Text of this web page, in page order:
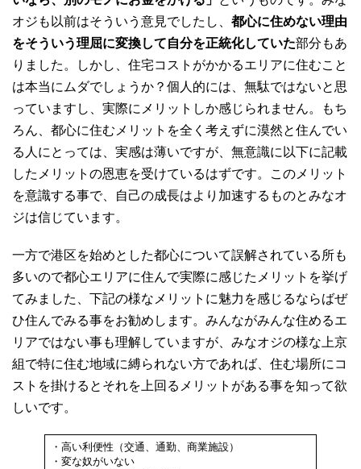
オジも以前はそういう意見でしたし、 都心に住めない理由
をそういう理屈に変換して自分を正統化していた部分もあ
りました。しかし、住宅コストがかかるエリアに住むこと
は本当にムダでしょうか？個人的には、無駄ではないと思
っていますし、実際にメリットしか感じられません。もち
ろん、都心に住むメリットを全く考えずに漠然と住んでい
る人にとっては、実感は薄いですが、無意識に以下に記載
したメリットの恩恵を受けているはずです。このメリット
を意識する事で、自己の成長はより加速するものとみなオ
ジは信じています。
一方で港区を始めとした都心について誤解されている所も
多いので都心エリアに住んで実際に感じたメリットを挙げ
てみました、下記の様なメリットに魅力を感じるならばぜ
ひ住んでみる事をお勧めします。みんながみんな住めるエ
リアではない事も理解していますが、みなオジの様な上京
組で特に住む地域に縛られない方であれば、住む場所にコ
ストを掛けるとそれを上回るメリットがある事を知って欲
しいです。
・高い利便性（交通、通勤、商業施設）
・変な奴がいない